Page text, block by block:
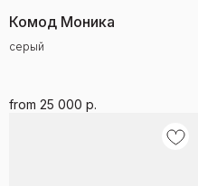
Комод Моника
серый
from 25 000 р.